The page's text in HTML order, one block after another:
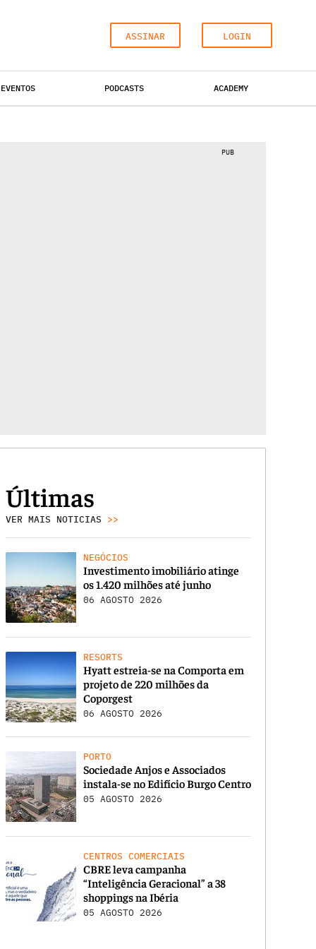
ASSINAR LOGIN
EVENTOS PODCASTS ACADEMY
PUB
Últimas
VER MAIS NOTICIAS >>
NEGÓCIOS
Investimento imobiliário atinge
os 1.420 milhões até junho
06 AGOSTO 2026
RESORTS
Hyatt estreia-se na Comporta em
projeto de 220 milhões da
Coporgest
06 AGOSTO 2026
PORTO
Sociedade Anjos e Associados
instala-se no Edifício Burgo Centro
05 AGOSTO 2026
CENTROS COMERCIAIS
CBRE leva campanha
“Inteligência Geracional” a 38
shoppings na Ibéria
05 AGOSTO 2026